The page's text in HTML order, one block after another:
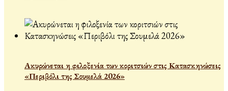
Ακυρώνεται η φιλοξενία των κοριτσιών στις Κατασκηνώσεις
«Περιβόλι της Σουμελά 2026»